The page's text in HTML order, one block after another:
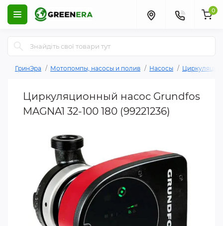
0
ГринЭра Мотопомпы, насосы и полив Насосы
Циркуляционный насос Grundfos
MAGNA1 32-100 180 (99221236)